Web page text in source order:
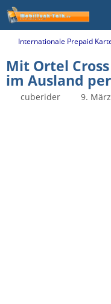
Internationale Prepaid
Mit Ortel
im Ausland
cuberider 9.